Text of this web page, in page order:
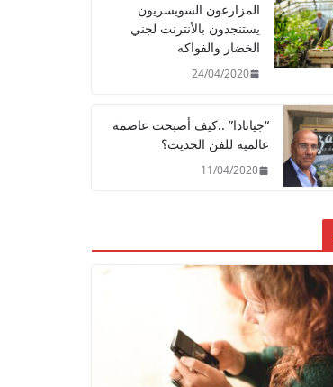
المزارعون السويسريون
يستنجدون بالأنترنت لجني
الخضار والفواكه
24/04/2020
“جيانادا” ..كيف أصبحت عاصمة
عالمية للفن الحديث؟
11/04/2020